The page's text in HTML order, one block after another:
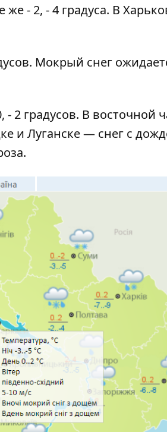
- 2, - 4 градуса. В
Мокрый снег
2 градусов. В восточной
и Луганске — снег с